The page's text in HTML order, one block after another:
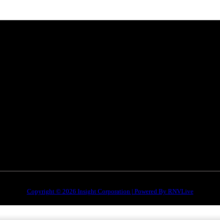
Copyright © 2026 Insight Corporation | Powered By RNVLive